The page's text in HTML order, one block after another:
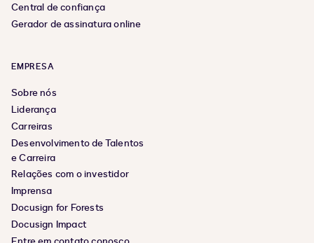
Central de confiança
Gerador de assinatura online
EMPRESA
Sobre nós
Liderança
Carreiras
Desenvolvimento de Talentos
e Carreira
Relações com o investidor
Imprensa
Docusign for Forests
Docusign Impact